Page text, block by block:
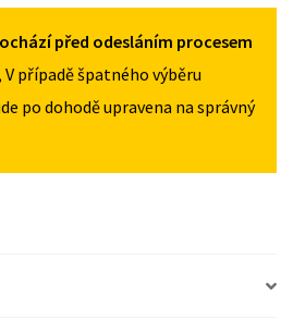
před odesláním procesem
V případě špatného výběru
po dohodě upravena na správný